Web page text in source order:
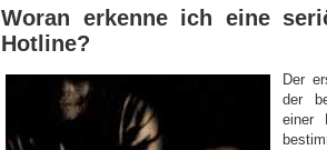
Woran erkenne ich eine
Hotline?
Der
der
einer